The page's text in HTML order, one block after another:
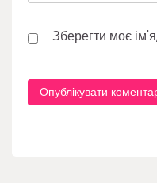
Зберегти моє